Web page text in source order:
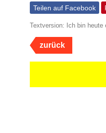
Teilen auf Facebook
Textversion: Ich bin heute
zurück